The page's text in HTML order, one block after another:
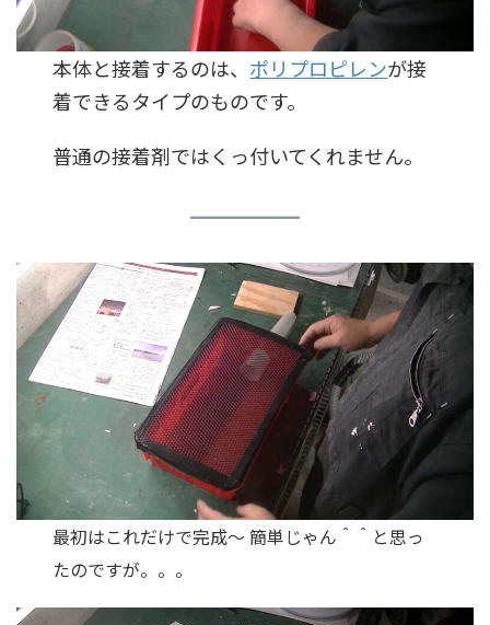
本体と接着するのは、 ポリプロピレンが接
着できるタイプのものです。
普通の接着剤ではくっ付いてくれません。
最初はこれだけで完成〜 簡単じゃん＾＾と思っ
たのですが。。。